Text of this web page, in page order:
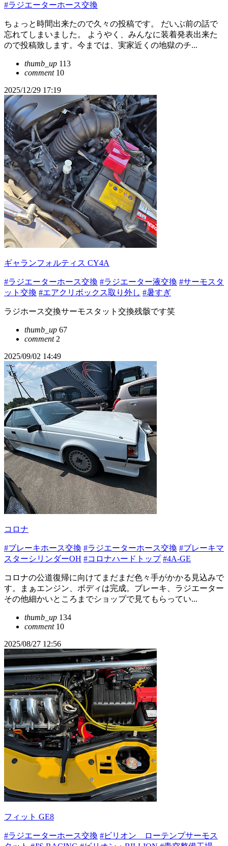
#ラジエーターホース交換
ちょっと時間出来たので久々の投稿です。 だいぶ前の話で
忘れてしまいました。 ようやく、みんなに装着発表出来た
ので投稿致します。今までは、実家近くの地獄のチ...
thumb_up 113
comment10
2025/12/29 17:19
ギャランフォルティス CY4A
#ラジエーターホース交換 #ラジエーター液交換 #サーモスタ
ット交換 #エアクリボックス取り外し #暑すぎ
ラジホース交換サーモスタット交換残骸です笑
thumb_up 67
comment2
2025/09/02 14:49
コロナ
#ブレーキホース交換 #ラジエーターホース交換 #ブレーキマ
スターシリンダーOH #コロナハードトップ #4A-GE
コロナの公道復帰に向けてまだまだ色々手がかかる見込みで
す。まぁエンジン、ボディは完成。ブレーキ、ラジエーター
その他細かいところまでショップで見てもらってい...
thumb_up 134
comment10
2025/08/27 12:56
フィット GE8
#ラジエーターホース交換 #ビリオン ローテンプサーモス